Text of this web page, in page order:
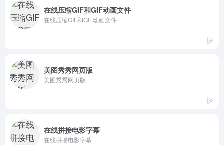
在线压缩GIF和GIF动画文件
在线压缩GIF和GIF动画文件
美图秀秀网页版
美图秀秀网页版
在线拼接电影字幕
在线拼接电影字幕